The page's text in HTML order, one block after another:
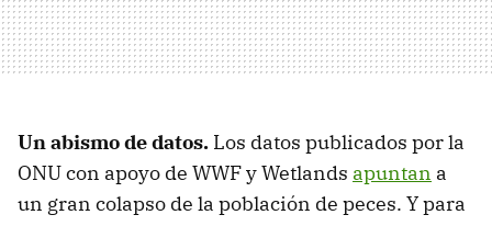
Un abismo de datos. Los datos publicados por la
ONU con apoyo de WWF y Wetlands apuntan a
un gran colapso de la población de peces. Y para